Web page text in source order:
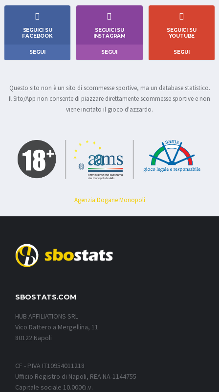
SEGUICI SU
FACEBOOK
SEGUI
SEGUICI SU
INSTAGRAM
SEGUI
SEGUICI SU
YOUTUBE
SEGUI
Questo sito non è un sito di scommesse sportive, ma un database statistico.
Il Sito/App non consente di piazzare direttamente scommesse sportive e non
viene incitato il gioco d'azzardo.
Agenzia Dogane Monopoli
SBOSTATS.COM
HUB AFFILIATIONS SRL
Vico Dattero a Mergellina, 11
80122 Napoli
CF - P.IVA IT10954011218
Ufficio Registro di Napoli, REA NA-1144755
Capitale sociale 10.000€i.v.